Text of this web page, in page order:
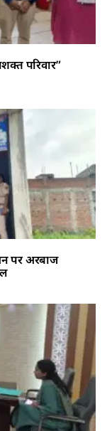
परिवार”
पर अरबाज